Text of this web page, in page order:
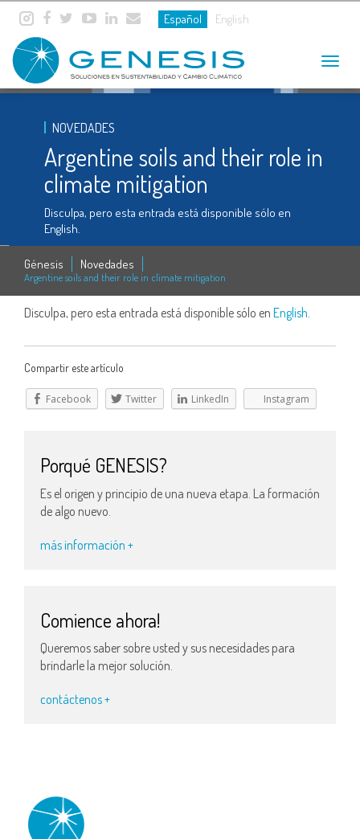
Español English
Toggle
NOVEDADES
Argentine soils and their role in
climate mitigation
Disculpa, pero esta entrada está disponible sólo en
English.
Génesis Novedades
Argentine soils and their role in climate mitigation
Disculpa, pero esta entrada está disponible sólo en English.
Compartir este artículo
Facebook Twitter LinkedIn Instagram
Porqué GENESIS?
Es el origen y principio de una nueva etapa. La formación
de algo nuevo.
más información +
Comience ahora!
Queremos saber sobre usted y sus necesidades para
brindarle la mejor solución.
contáctenos +